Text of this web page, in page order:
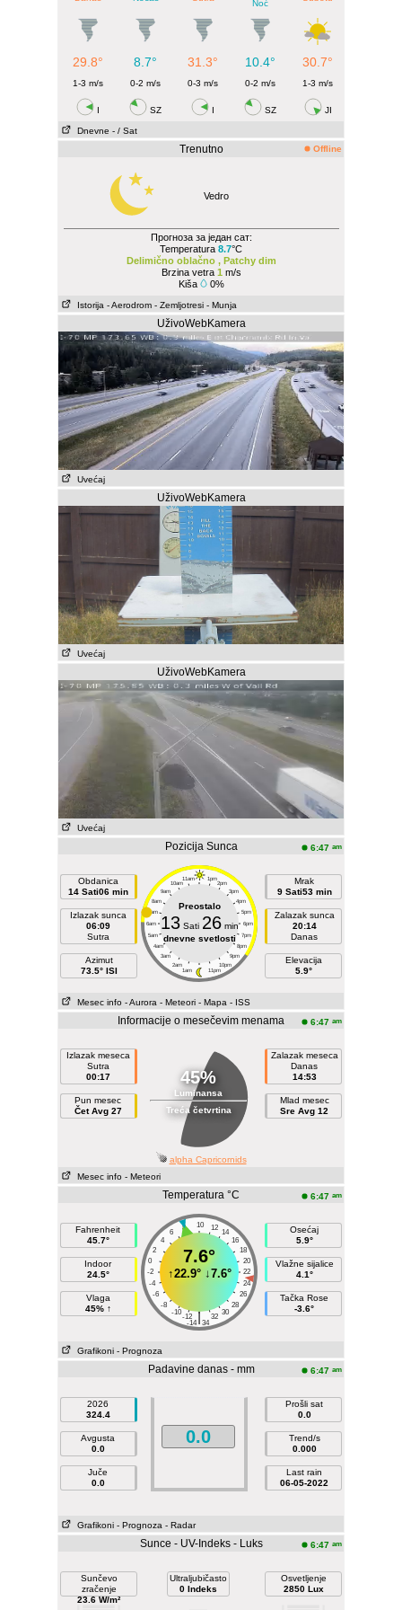
Noć
29.8° 8.7° 31.3° 10.4° 30.7°
1-3 m/s 0-2 m/s 0-3 m/s 0-2 m/s 1-3 m/s
I SZ I SZ JI
Dnevne - / Sat
Trenutno Offline
Vedro
Прогноза за један сат:
Temperatura 8.7°C
Delimično oblačno , Patchy dim
Brzina vetra 1 m/s
Kiša
0%
Istorija - Aerodrom - Zemljotresi - Munja
UživoWebKamera
Uvećaj
UživoWebKamera
Uvećaj
UživoWebKamera
Uvećaj
Pozicija Sunca 6:47 am
Obdanica
14 Sati06 min
Izlazak sunca
06:09
Sutra
Azimut
73.5° ISI
11am 1pm
10am 2pm
9am 3pm
8am 4pm
7am 5pm
6am 6pm
5am 7pm
4am 8pm
3am 9pm
2am 10pm
1am 11pm
Preostalo
13Sati 26min
dnevne svetlosti
Mrak
9 Sati53 min
Zalazak sunca
20:14
Danas
Elevacija
5.9°
Mesec info - Aurora - Meteori - Mapa - ISS
Informacije o mesečevim menama 6:47 am
Izlazak meseca
Sutra
00:17
Pun mesec
Čet Avg 27
45%
Luminansa
Treća četvrtina
Zalazak meseca
Danas
14:53
Mlad mesec
Sre Avg 12
alpha Capricornids
Mesec info - Meteori
Temperatura °C 6:47 am
Fahrenheit
45.7°
Indoor
24.5°
Vlaga
45% ↑
10
8 12
6
14
4
16
2
18
0
20
-2
22
-4
24
-6
26
-8
28
-10
30
-12 32
|
-14 34
7.6°
↑22.9°↓7.6°
Osećaj
5.9°
Vlažne sijalice
4.1°
Tačka Rose
-3.6°
Grafikoni - Prognoza
Padavine danas - mm 6:47 am
2026
324.4
Avgusta
0.0
Juče
0.0
0.0
Prošli sat
0.0
Trend/s
0.000
Last rain
06-05-2022
Grafikoni - Prognoza - Radar
Sunce - UV-Indeks - Luks 6:47 am
Sunčevo
zračenje
23.6 W/m²
Ultraljubičasto
0 Indeks
Osvetljenje
2850 Lux